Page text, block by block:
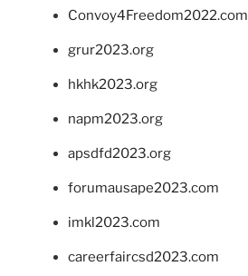
Convoy4Freedom2022.com
grur2023.org
hkhk2023.org
napm2023.org
apsdfd2023.org
forumausape2023.com
imkl2023.com
careerfaircsd2023.com